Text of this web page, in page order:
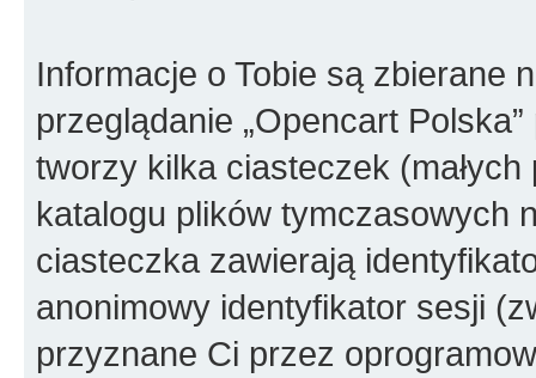
Informacje o Tobie są zbierane
przeglądanie „Opencart
tworzy kilka ciasteczek
katalogu plików tymczasowych
ciasteczka zawierają
anonimowy identyfikator sesji
przyznane Ci przez